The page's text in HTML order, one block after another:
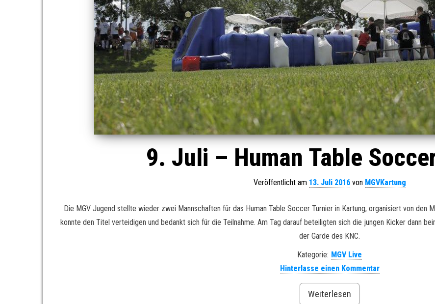
9. Juli – Human Table
Veröffentlicht am 13. Juli 2016von MGVKartung
Die MGV Jugend stellte wieder zwei Mannschaften für das Human Table Soccer Turnier in Kartung, organisiert von den
konnte den Titel verteidigen und bedankt sich für die Teilnahme. Am Tag darauf beteiligten sich die jungen Kicker dann
der Garde des KNC.
Kategorie: MGV Live
Hinterlasse einen Kommentar
Weiterlesen